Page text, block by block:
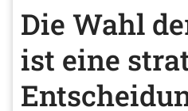
Die Wahl
ist eine